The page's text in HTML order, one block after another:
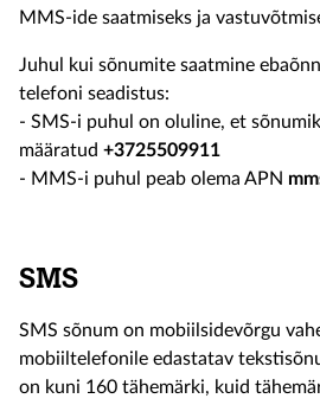
MMS-ide saatmiseks ja
Juhul kui sõnumite saatmine
telefoni seadistus:
- SMS-i puhul on oluline, et
määratud +3725509911
- MMS-i puhul peab olema APN
SMS
SMS sõnum on mobiilsidevõrgu
mobiiltelefonile edastatav
on kuni 160 tähemärki, kuid